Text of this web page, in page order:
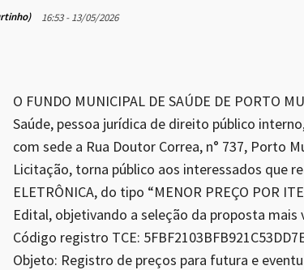
16:53 - 13/05/2026
O FUNDO MUNICIPAL DE SAÚDE DE PORTO
Saúde, pessoa jurídica de direito público
com sede a Rua Doutor Correa, n° 737, Porto
Licitação, torna público aos interessados que
ELETRÔNICA, do tipo “MENOR PREÇO POR
Edital, objetivando a seleção da proposta mais
Código registro TCE:
Objeto: Registro de preços para futura e